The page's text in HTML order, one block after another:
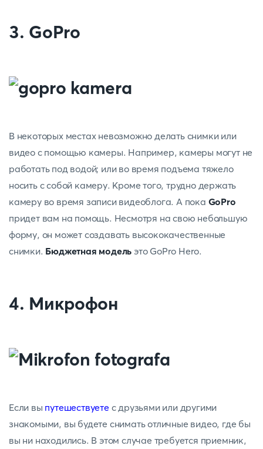
3. GoPro
В некоторых местах невозможно делать снимки или
видео с помощью камеры. Например, камеры могут не
работать под водой; или во время подъема тяжело
носить с собой камеру. Кроме того, трудно держать
камеру во время записи видеоблога. А пока GoPro
придет вам на помощь. Несмотря на свою небольшую
форму, он может создавать высококачественные
снимки. Бюджетная модель это GoPro Hero.
4. Микрофон
Если вы путешествуетес друзьями или другими
знакомыми, вы будете снимать отличные видео, где бы
вы ни находились. В этом случае требуется приемник,